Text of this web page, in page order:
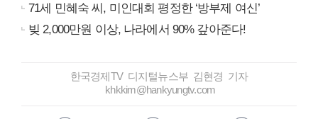
71세 민혜숙 씨, 미인대회 평정한 ‘방부제 여신’
빚 2,000만원 이상, 나라에서 90% 갚아준다!
한국경제TV 디지털뉴스부 김현경 기자
khkkim@hankyungtv.com